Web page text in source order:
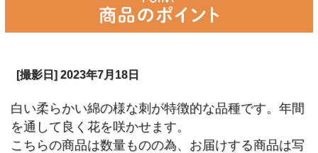
[撮影日] 2023年7月18日
白い柔らかい綿の様な刺が特徴的な品種です。年間
を通して良く花を咲かせます。
こちらの商品は数量ものの為、お届けする商品は写